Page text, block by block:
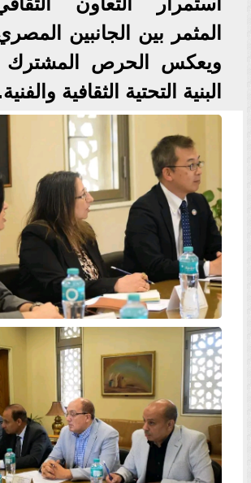
المثمر بين الجانبين المصري
ويعكس الحرص
البنية التحتية الثقافية